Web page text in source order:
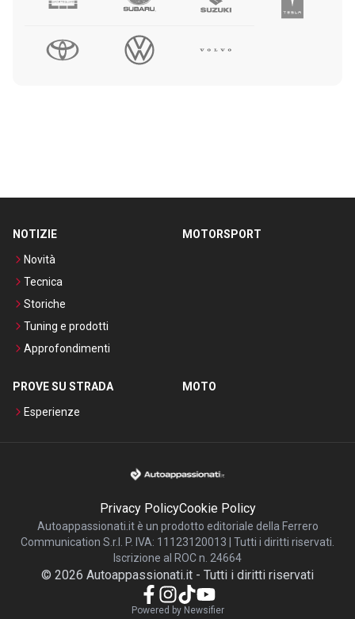
NOTIZIE
Novità
Tecnica
Storiche
Tuning e prodotti
Approfondimenti
MOTORSPORT
PROVE SU STRADA
Esperienze
MOTO
Privacy PolicyCookie Policy
Autoappassionati.it è un prodotto editoriale della Ferrero
Communication S.r.l. P. IVA: 11123120013 | Tutti i diritti riservati.
Iscrizione al ROC n. 24664
© 2026 Autoappassionati.it - Tutti i diritti riservati
Powered by Newsifier